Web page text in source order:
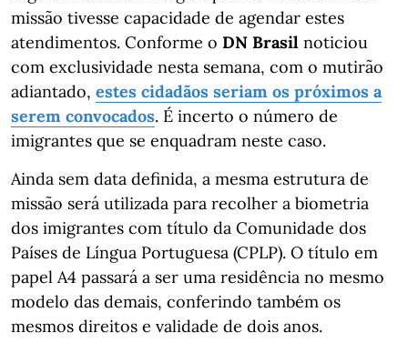
missão tivesse capacidade de agendar estes
atendimentos. Conforme o DN Brasil noticiou
com exclusividade nesta semana, com o mutirão
adiantado, estes cidadãos seriam os próximos a
serem convocados. É incerto o número de
imigrantes que se enquadram neste caso.
Ainda sem data definida, a mesma estrutura de
missão será utilizada para recolher a biometria
dos imigrantes com título da Comunidade dos
Países de Língua Portuguesa (CPLP). O título em
papel A4 passará a ser uma residência no mesmo
modelo das demais, conferindo também os
mesmos direitos e validade de dois anos.